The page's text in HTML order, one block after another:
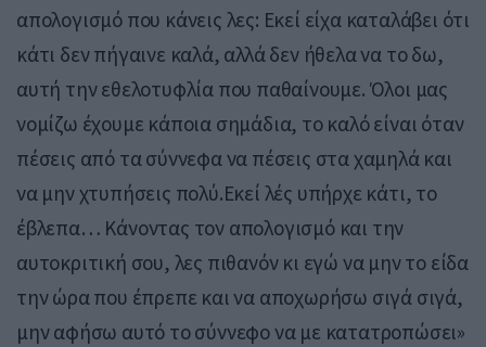
απολογισμό που κάνεις λες: Εκεί είχα καταλάβει ότι
κάτι δεν πήγαινε καλά, αλλά δεν ήθελα να το δω,
αυτή την εθελοτυφλία που παθαίνουμε. Όλοι μας
νομίζω έχουμε κάποια σημάδια, το καλό είναι όταν
πέσεις από τα σύννεφα να πέσεις στα χαμηλά και
να μην χτυπήσεις πολύ.Εκεί λές υπήρχε κάτι, το
έβλεπα… Κάνοντας τον απολογισμό και την
αυτοκριτική σου, λες πιθανόν κι εγώ να μην το είδα
την ώρα που έπρεπε και να αποχωρήσω σιγά σιγά,
μην αφήσω αυτό το σύννεφο να με κατατροπώσει»